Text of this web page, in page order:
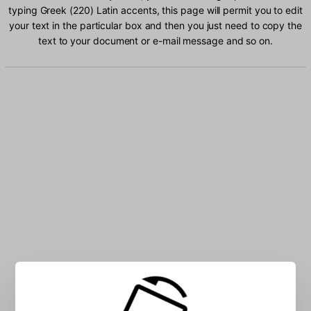
typing Greek (220) Latin accents, this page will permit you to edit
your text in the particular box and then you just need to copy the
text to your document or e-mail message and so on.
Type Greek (220) Latin characters into the box: